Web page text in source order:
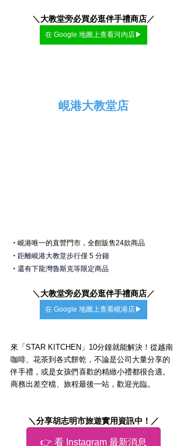
＼大教堂旁必買必逛伴手禮商店／
在 Google 地圖上查看河內店▶
峴港大教堂店
・ 峴港唯一的直營門市，全館販售24款商品
・ 距離峴港大教堂步行僅 5 分鐘
・ 還有下龍灣魯斯克等限定商品
＼大教堂旁必買必逛伴手禮商店／
在 Google 地圖上查看峴港店▶
來「STAR KITCHEN」10分鐘就能解決！從越南
咖啡、花茶到各式餅乾，不論是公司大量分享的
伴手禮，或是女孩們喜歡的精緻小禮都很合適。
商務出差空檔、旅程最後一站，歡迎光臨。
＼分享胡志明市旅遊實用資訊中！／
👉 看 Instagram 最新消息